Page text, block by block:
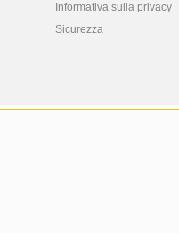
Informativa sulla privacy
Sicurezza